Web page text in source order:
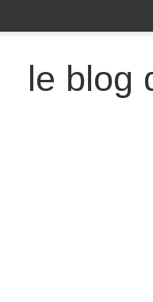
le blog